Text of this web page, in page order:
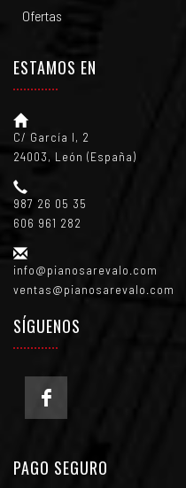
Ofertas
ESTAMOS EN
C/ García I, 2
24003, León (España)
987 26 05 35
606 961 282
info@pianosarevalo.com
ventas@pianosarevalo.com
SÍGUENOS
PAGO SEGURO